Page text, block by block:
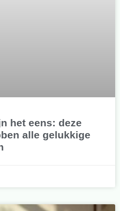
het eens: deze
alle gelukkige